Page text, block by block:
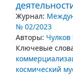
Журнал:
№ 02/2023
Авторы:
Ключевые
космический